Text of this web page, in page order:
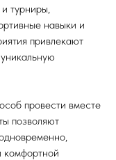
турниры,
навыки и
привлекают
провести вместе
позволяют
комфортной